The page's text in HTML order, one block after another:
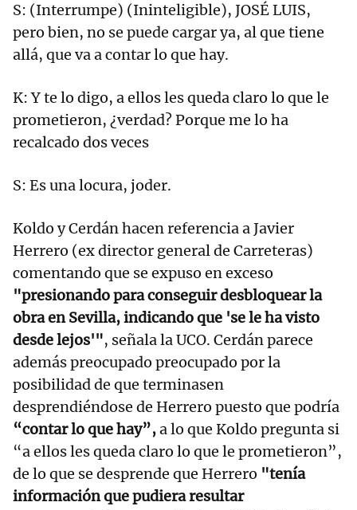
S: (Interrumpe) (Ininteligible), JOSÉ LUIS,
pero bien, no se puede cargar ya, al que tiene
allá, que va a contar lo que hay.
K: Y te lo digo, a ellos les queda claro lo que le
prometieron, ¿verdad? Porque me lo ha
recalcado dos veces
S: Es una locura, joder.
Koldo y Cerdán hacen referencia a Javier
Herrero (ex director general de Carreteras)
comentando que se expuso en exceso
"presionando para conseguir desbloquear la
obra en Sevilla, indicando que 'se le ha visto
desde lejos'", señala la UCO. Cerdán parece
además preocupado preocupado por la
posibilidad de que terminasen
desprendiéndose de Herrero puesto que podría
“contar lo que hay”,a lo que Koldo pregunta si
“a ellos les queda claro lo que le prometieron”,
de lo que se desprende que Herrero "tenía
información que pudiera resultar